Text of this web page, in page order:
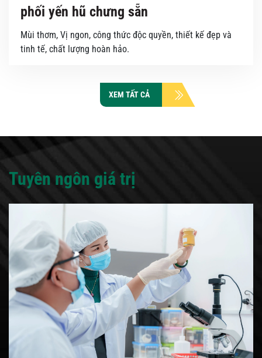
phối yến hũ chưng sẵn
Mùi thơm, Vị ngon, công thức độc quyền, thiết kế đẹp và
tinh tế, chất lượng hoàn hảo.
XEM TẤT CẢ
Tuyên ngôn giá trị